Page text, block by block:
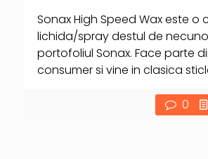
Sonax High Speed Wax este o
lichida/spray destul de
portofoliul Sonax. Face parte
consumer si vine in clasica
0